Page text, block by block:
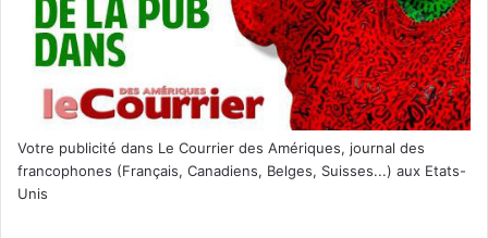
Le 13 mars :
I Still Believe
Votre publicité dans Le Courrier des Amériques, journal des
francophones (Français, Canadiens, Belges, Suisses...) aux Etats-
Unis